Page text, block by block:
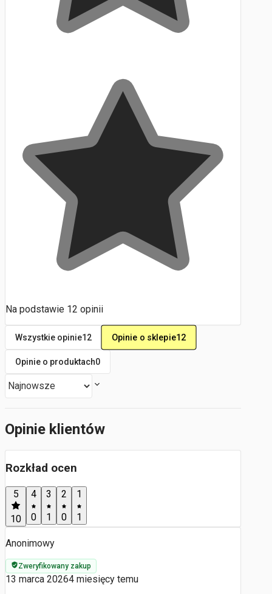
Na podstawie 12 opinii
Wszystkie opinie12 Opinie o sklepie12
Opinie o produktach0
Opinie klientów
Rozkład ocen
5
10
4
0
3
1
2
0
1
1
Anonimowy
Zweryfikowany zakup
13 marca 20264 miesięcy temu